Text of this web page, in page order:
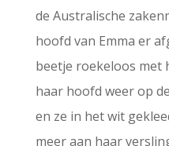
de Australische
hoofd van Emma er
beetje roekeloos met
haar hoofd weer op
en ze in het wit
meer aan haar